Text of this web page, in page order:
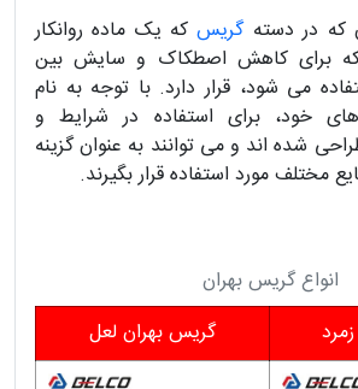
که در دستهگریسکه یک ماده روانکار
برای کاهش اصطکاک و سایش بین
می شود، قرار دارد. با توجه به نام
خود، برای استفاده در شرایط و
شده اند و می توانند به عنوان گزینه
مختلف مورد استفاده قرار بگیرند.
انواع گریس بهران
گریس بهران لعل